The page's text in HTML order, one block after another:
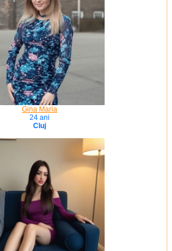
Gina Maria
24 ani
Cluj